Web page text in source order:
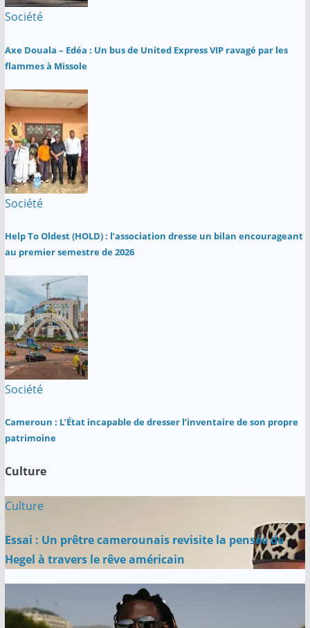
Société
Axe Douala – Edéa : Un bus de United Express VIP ravagé par les
flammes à Missole
Société
Help To Oldest (HOLD) : l’association dresse un bilan encourageant
au premier semestre de 2026
Société
Cameroun : L’État incapable de dresser l’inventaire de son propre
patrimoine
Culture
Culture
Essai : Un prêtre camerounais revisite la pensée de
Hegel à travers le rêve américain